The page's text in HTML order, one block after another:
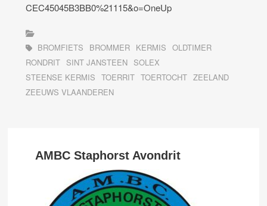
CEC45045B3BB0%21115&o=OneUp
BROMFIETS BROMMER KERMIS
OLDTIMER
RONDRIT SINT JANSTEEN SOLEX
STEENSE KERMIS
TOERRIT TOERTOCHT ZEELAND
ZEEUWS VLAANDEREN
AMBC Staphorst Avondrit